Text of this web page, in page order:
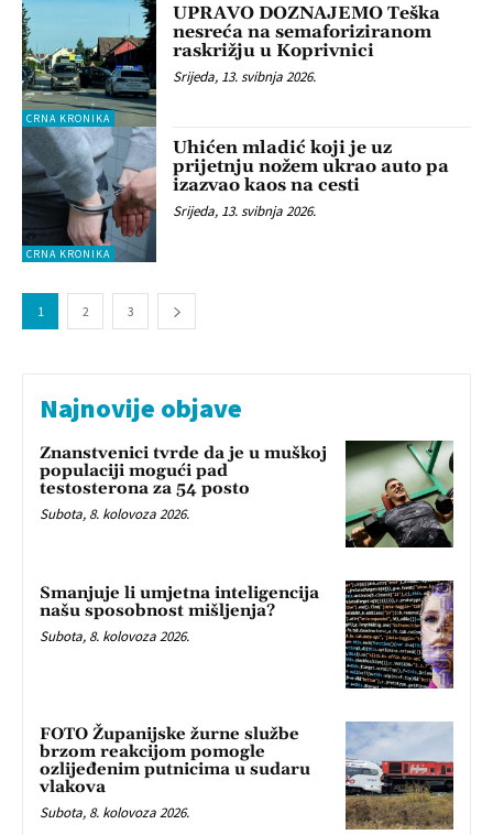
CRNA KRONIKA
UPRAVO DOZNAJEMO Teška
nesreća na semaforiziranom
raskrižju u Koprivnici
Srijeda, 13. svibnja 2026.
CRNA KRONIKA
Uhićen mladić koji je uz
prijetnju nožem ukrao auto pa
izazvao kaos na cesti
Srijeda, 13. svibnja 2026.
1 2 3
Najnovije objave
Znanstvenici tvrde da je u muškoj
populaciji mogući pad
testosterona za 54 posto
Subota, 8. kolovoza 2026.
Smanjuje li umjetna inteligencija
našu sposobnost mišljenja?
Subota, 8. kolovoza 2026.
FOTO Županijske žurne službe
brzom reakcijom pomogle
ozlijeđenim putnicima u sudaru
vlakova
Subota, 8. kolovoza 2026.